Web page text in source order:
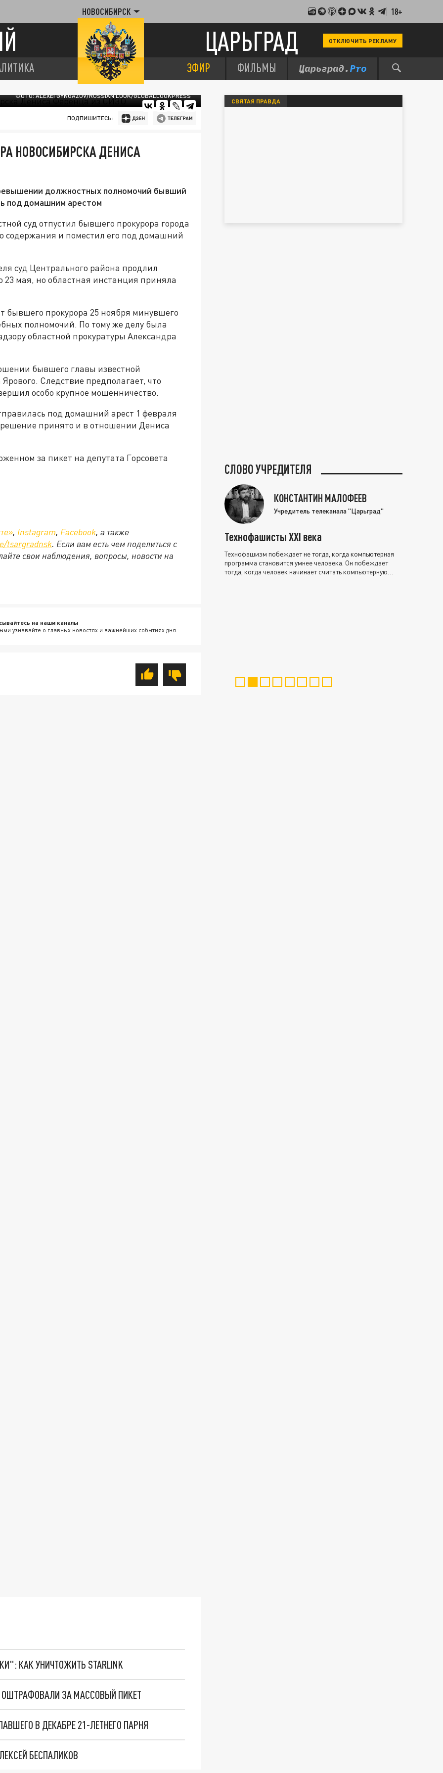
НОВОСИБИРСК 18+
ЦАРЬГРАД ОТКЛЮЧИТЬ РЕКЛАМУ
ЭФИР ФИЛЬМЫ
ФОТО: ALEXEI GYNGAZOV/RUSSIAN LOOK/GLOBALLOOKPRESS
ПОДПИШИТЕСЬ:
НОВОСИБИРСКА ДЕНИСА
должностных полномочий бывший
под домашним арестом
суд отпустил бывшего прокурора города
содержания и поместил его под домашний
суд Центрального района продлил
мая, но областная инстанция приняла
бывшего прокурора 25 ноября минувшего
полномочий. По тому же делу была
областной прокуратуры Александра
бывшего главы известной
Следствие предполагает, что
особо крупное мошенничество.
под домашний арест 1 февраля
решение принято и в отношении Дениса
за пикет на депутата Горсовета
, Instagram, Facebook, а также
tsargradnsk. Если вам есть чем поделиться с
свои наблюдения, вопросы, новости на
на наши каналы
узнавайте о главных новостях и важнейших событиях дня.
КАК УНИЧТОЖИТЬ STARLINK
ОШТРАФОВАЛИ ЗА МАССОВЫЙ ПИКЕТ
В ДЕКАБРЕ 21-ЛЕТНЕГО ПАРНЯ
БЕСПАЛИКОВ
СВЯТАЯ ПРАВДА
СЛОВО УЧРЕДИТЕЛЯ
КОНСТАНТИН МАЛОФЕЕВ
Учредитель телеканала "Царьград"
Технофашисты XXI века
Технофашизм побеждает не тогда, когда компьютерная
программа становится умнее человека. Он побеждает
тогда, когда человек начинает считать компьютерную